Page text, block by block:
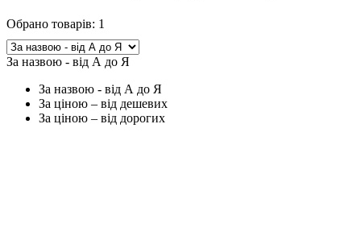
Обрано товарів: 1
За назвою - від А до Я
За назвою - від А до Я
За ціною – від дешевих
За ціною – від дорогих